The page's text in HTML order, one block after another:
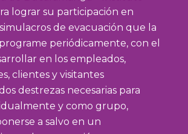
lograr su participación en
de evacuación que la
periódicamente, con el
en los empleados,
clientes y visitantes
destrezas necesarias para
y como grupo,
a salvo en un